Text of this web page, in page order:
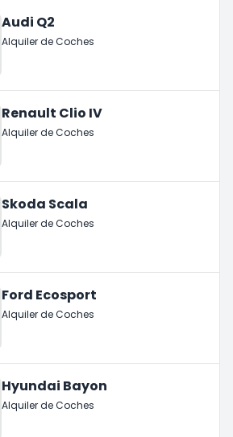
Audi Q2
Alquiler de Coches
Renault Clio IV
Alquiler de Coches
Skoda Scala
Alquiler de Coches
Ford Ecosport
Alquiler de Coches
Hyundai Bayon
Alquiler de Coches